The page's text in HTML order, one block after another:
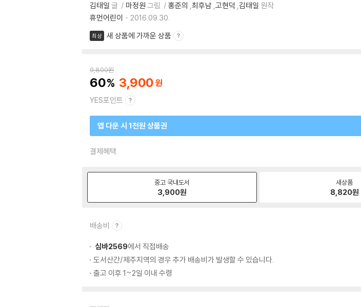
김태일 글 마정원 그림 홍준의 ,최후남 ,고현덕 ,김태일 원작
휴먼어린이
2016.09.30.
최상 새 상품에 가까운 상품
9,800원
60 3,900
YES포인트
앱 다운 시 1천원 상품권
결제혜택
중고 국내도서
3,900원
새상품
8,820원
배송비
심바2569에서 직접배송
도서산간/제주지역의 경우 추가 배송비가 발생할 수 있습니다.
출고 이후 1~2일 이내 수령